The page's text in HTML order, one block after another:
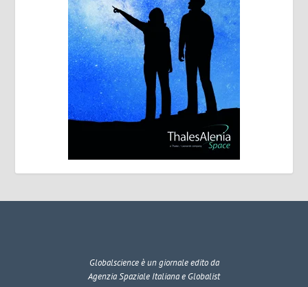
Globalscienceè un giornale edito da
Agenzia Spaziale Italiana e Globalist